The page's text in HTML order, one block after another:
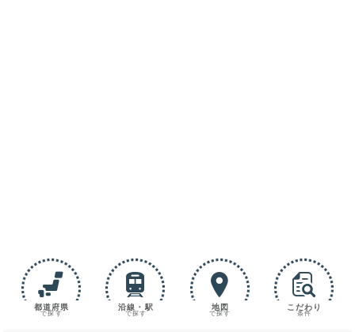
都道府県
で探す
沿線・駅
で探す
地図
で探す
こだわり
条件